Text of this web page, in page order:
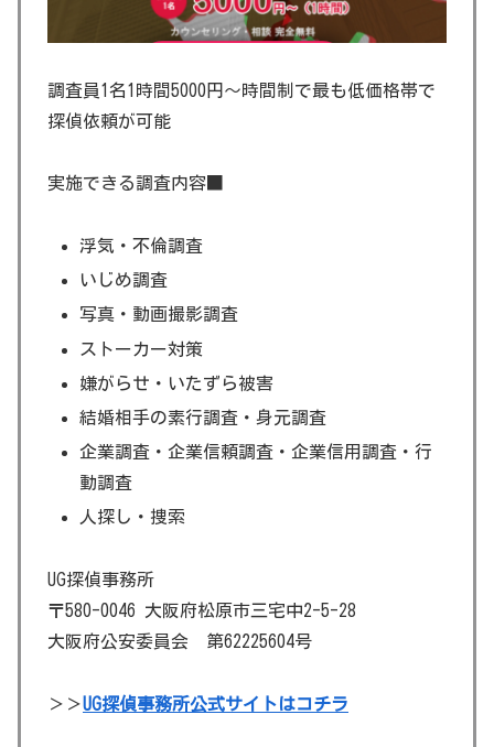
調査員1名1時間5000円～時間制で最も低価格帯で
探偵依頼が可能
実施できる調査内容■
浮気・不倫調査
いじめ調査
写真・動画撮影調査
ストーカー対策
嫌がらせ・いたずら被害
結婚相手の素行調査・身元調査
企業調査・企業信頼調査・企業信用調査・行
動調査
人探し・捜索
UG探偵事務所
〒580-0046 大阪府松原市三宅中2-5-28
大阪府公安委員会 第62225604号
＞＞UG探偵事務所公式サイトはコチラ